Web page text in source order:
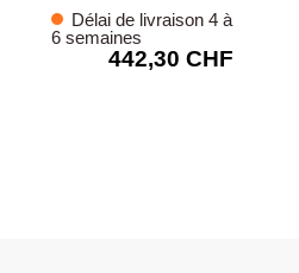
Délai de livraison 4 à
6 semaines
442,30 CHF